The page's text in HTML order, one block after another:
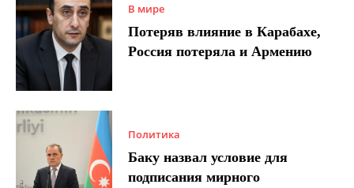
В мире
Потеряв влияние в Карабахе,
Россия потеряла и Армению
Политика
Баку назвал условие для
подписания мирного